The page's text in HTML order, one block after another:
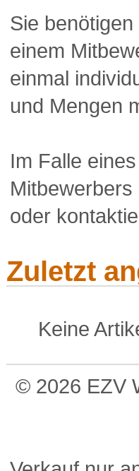
Sie
einem
einmal
und Mengen
Im Falle
oder
Zuletzt
Keine
© 2026 EZV